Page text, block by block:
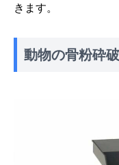
きます。
動物の骨粉砕